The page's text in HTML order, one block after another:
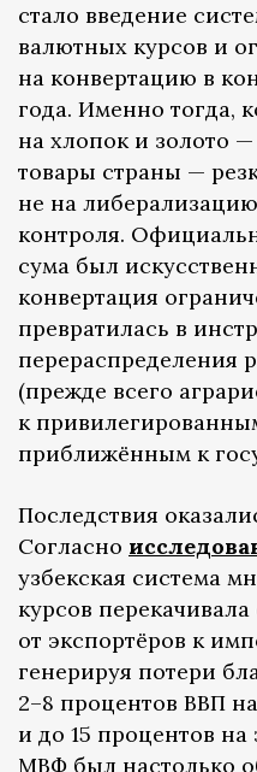
стало введение
валютных курсов и
на конвертацию в
года. Именно тогда,
на хлопок и золото
товары страны —
не на
контроля.
сума был
конвертация
превратилась в
перераспределения
(прежде всего
к
приближённым к
Последствия
Согласно
узбекская система
курсов
от экспортёров к
генерируя потери
2–8 процентов ВВП
и до 15 процентов
МВФ был настолько